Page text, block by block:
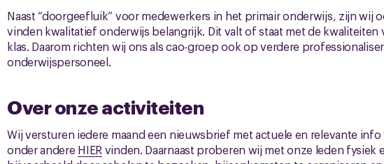
Naast “doorgeefluik” voor medewerkers in het primair onderwijs, zijn wij
vinden kwalitatief onderwijs belangrijk. Dit valt of staat met de kwaliteiten
klas. Daarom richten wij ons als cao-groep ook op verdere
onderwijspersoneel.
Over onze activiteiten
Wij versturen iedere maand een nieuwsbrief met actuele en relevante
onder andere HIER vinden. Daarnaast proberen wij met onze leden fysiek